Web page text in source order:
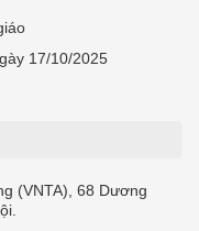
17/10/2025
(VNTA), 68 Dương